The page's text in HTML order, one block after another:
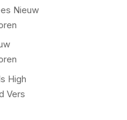
Nieuw
High
Vers